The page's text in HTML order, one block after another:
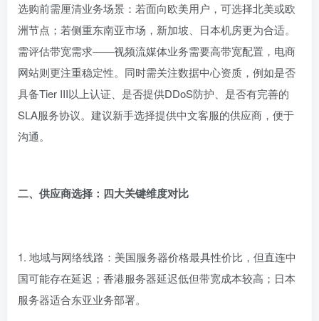
选购前需厘清业务场景：若面向欧美用户，可选择北美或欧
洲节点；若侧重东南亚市场，新加坡、日本机房更为合适。
需评估带宽需求——视频流媒体业务需要高带宽配置，电商
网站则更注重稳定性。同时需关注数据中心资质，例如是否
具备Tier III以上认证、是否提供DDoS防护、是否有完善的
SLA服务协议。建议新手选择提供中文客服的供应商，便于
沟通。
二、供应商选择：四大关键维度对比
1. 地域与网络线路：美国服务器价格最具性价比，但直连中
国可能存在延迟；香港服务器延迟低但带宽成本较高；日本
服务器适合东亚业务部署。